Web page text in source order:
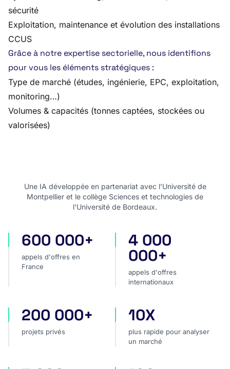
sécurité
Exploitation, maintenance et évolution des installations
CCUS
Grâce à notre expertise sectorielle, nous identifions
pour vous les éléments stratégiques :
Type de marché (études, ingénierie, EPC, exploitation,
monitoring…)
Volumes & capacités (tonnes captées, stockées ou
valorisées)
Une IA développée en partenariat avec l'Université de
Montpellier et le collège Sciences et technologies de
l'Université de Bordeaux.
appels d'offres en France
600 000+
appels d'offres en
France
appels d'offres
4 000
000+
appels d'offres
internationaux
projets privés
200 000+
projets privés
plus rapide pour analyser
10X
plus rapide pour analyser
un marché